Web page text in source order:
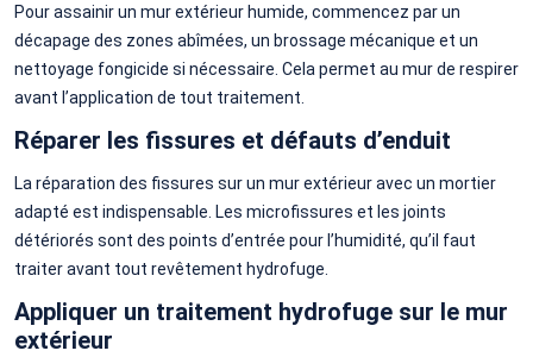
Pour assainir un mur extérieur humide, commencez par un
décapage des zones abîmées, un brossage mécanique et un
nettoyage fongicide si nécessaire. Cela permet au mur de respirer
avant l’application de tout traitement.
Réparer les fissures et défauts d’enduit
La réparation des fissures sur un mur extérieur avec un mortier
adapté est indispensable. Les microfissures et les joints
détériorés sont des points d’entrée pour l’humidité, qu’il faut
traiter avant tout revêtement hydrofuge.
Appliquer un traitement hydrofuge sur le mur
extérieur